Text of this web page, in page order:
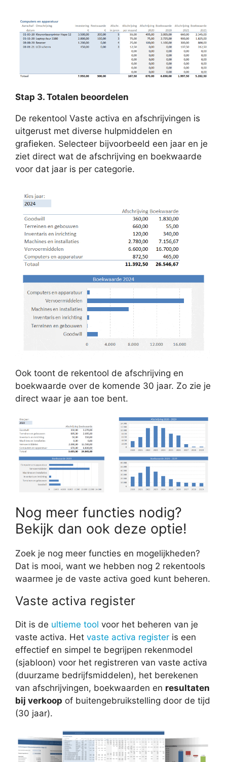
Stap 3. Totalen beoordelen
De rekentool Vaste activa en afschrijvingen is
uitgerust met diverse hulpmiddelen en
grafieken. Selecteer bijvoorbeeld een jaar en je
ziet direct wat de afschrijving en boekwaarde
voor dat jaar is per categorie.
Ook toont de rekentool de afschrijving en
boekwaarde over de komende 30 jaar. Zo zie je
direct waar je aan toe bent.
Nog meer functies nodig?
Bekijk dan ook deze optie!
Zoek je nog meer functies en mogelijkheden?
Dat is mooi, want we hebben nog 2 rekentools
waarmee je de vaste activa goed kunt beheren.
Vaste activa register
Dit is de ultieme tool voor het beheren van je
vaste activa. Het vaste activa register is een
effectief en simpel te begrijpen rekenmodel
(sjabloon) voor het registreren van vaste activa
(duurzame bedrijfsmiddelen), het berekenen
van afschrijvingen, boekwaarden en resultaten
bij verkoop of buitengebruikstelling door de tijd
(30 jaar).